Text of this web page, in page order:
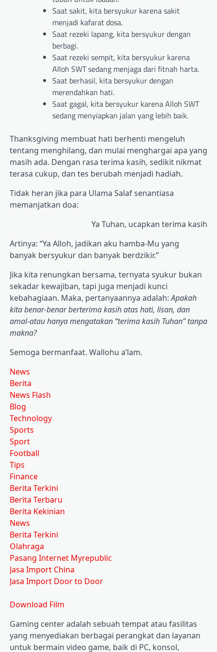
Saat sakit, kita bersyukur karena sakit
menjadi kafarat dosa.
Saat rezeki lapang, kita bersyukur dengan
berbagi.
Saat rezeki sempit, kita bersyukur karena
Alloh SWT sedang menjaga dari fitnah harta.
Saat berhasil, kita bersyukur dengan
merendahkan hati.
Saat gagal, kita bersyukur karena Alloh SWT
sedang menyiapkan jalan yang lebih baik.
Thanksgiving membuat hati berhenti mengeluh
tentang menghilang, dan mulai menghargai apa yang
masih ada. Dengan rasa terima kasih, sedikit nikmat
terasa cukup, dan tes berubah menjadi hadiah.
Tidak heran jika para Ulama Salaf senantiasa
memanjatkan doa:
Ya Tuhan, ucapkan terima kasih
Artinya: “Ya Alloh, jadikan aku hamba-Mu yang
banyak bersyukur dan banyak berdzikir.”
Jika kita renungkan bersama, ternyata syukur bukan
sekadar kewajiban, tapi juga menjadi kunci
kebahagiaan. Maka, pertanyaannya adalah:Apakah
kita benar-benar berterima kasih atas hati, lisan, dan
amal-atau hanya mengatakan “terima kasih Tuhan” tanpa
makna?
Semoga bermanfaat. Wallohu a’lam.
News
Berita
News Flash
Blog
Technology
Sports
Sport
Football
Tips
Finance
Berita Terkini
Berita Terbaru
Berita Kekinian
News
Berita Terkini
Olahraga
Pasang Internet Myrepublic
Jasa Import China
Jasa Import Door to Door
Download Film
Gaming center adalah sebuah tempat atau fasilitas
yang menyediakan berbagai perangkat dan layanan
untuk bermain video game, baik di PC, konsol,